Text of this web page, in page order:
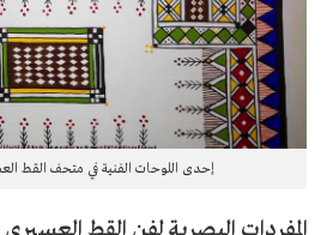
إحدى اللوحات الفنية في متحف القط